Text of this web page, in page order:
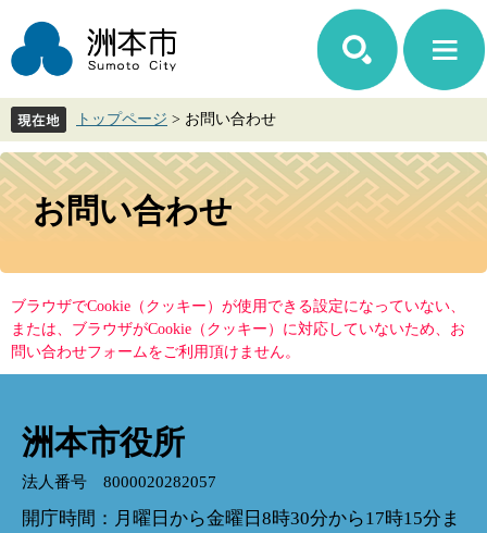
ジ
先
で
す。
ュ
を
ば
し
て
トップページ > お問い合わせ
本
文
お問い合わせ
ブラウザでCookie（クッキー）が使用できる設定になっていない、
または、ブラウザがCookie（クッキー）に対応していないため、お
問い合わせフォームをご利用頂けません。
洲本市役所
法人番号 8000020282057
開庁時間：月曜日から金曜日8時30分から17時15分ま